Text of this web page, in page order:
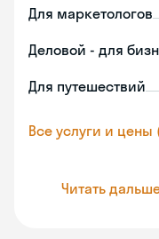
Для маркетологов
Деловой - для
Для путешествий
Все услуги и цены
Читать